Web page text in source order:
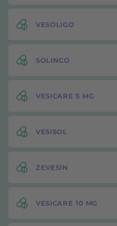
VESOLIGO
SOLINCO
VESICARE 5 MG
VESISOL
ZEVESIN
VESICARE 10 MG